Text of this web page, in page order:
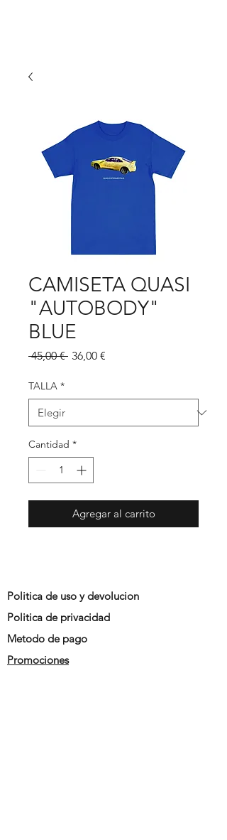
CAMISETA QUASI
"AUTOBODY"
BLUE
45,00 € Precio
36,00 €
TALLA *
Cantidad *
Agregar al carrito
Politica de uso y devolucion
Politica de privacidad
Metodo de pago
Promociones